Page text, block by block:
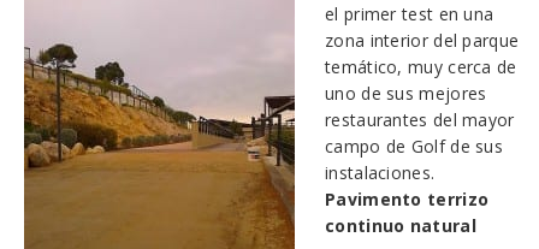
el primer test en una
zona interior del parque
temático, muy cerca de
uno de sus mejores
restaurantes del mayor
campo de Golf de sus
instalaciones.
Pavimento terrizo
continuo natural